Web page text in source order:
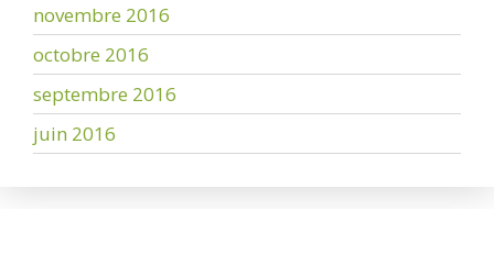
novembre 2016
octobre 2016
septembre 2016
juin 2016